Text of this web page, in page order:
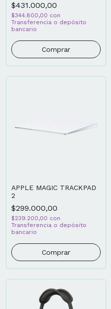
$431.000,00
$344.800,00 con
Transferencia o depósito
bancario
APPLE MAGIC TRACKPAD
2
$299.000,00
$239.200,00 con
Transferencia o depósito
bancario
Comprar